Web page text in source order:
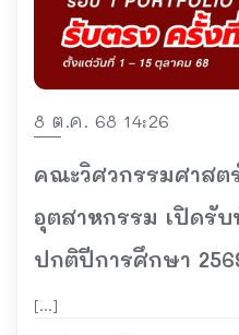
8 ต.ค. 68 14:26
คณะวิศวกรรมศาสต
อุตสาหกรรม เปิดรั
ปกติปีการศึกษา
ตรง ครั้งที่ 2
[…]